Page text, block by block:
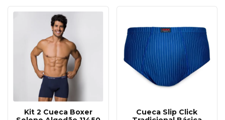
Kit 2 Cueca Boxer
Cueca Slip Click